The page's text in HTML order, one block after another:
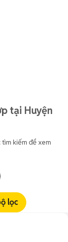
tại Huyện
kiếm để xem
lọc